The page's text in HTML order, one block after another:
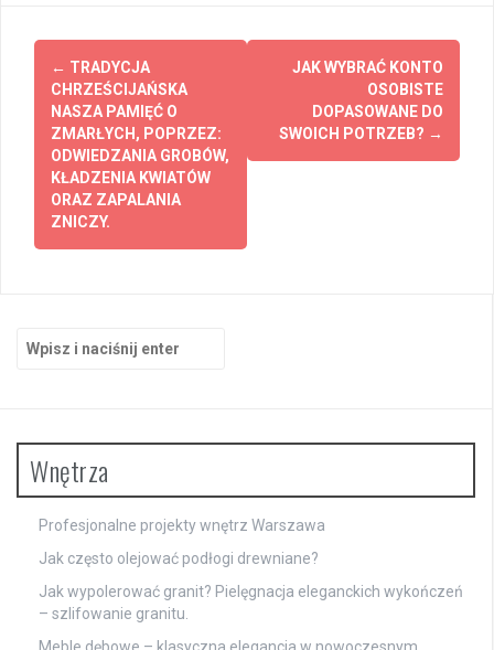
Zobacz
wpisy
← TRADYCJA
CHRZEŚCIJAŃSKA
NASZA PAMIĘĆ O
ZMARŁYCH, POPRZEZ:
ODWIEDZANIA GROBÓW,
KŁADZENIA KWIATÓW
ORAZ ZAPALANIA
ZNICZY.
JAK WYBRAĆ KONTO
OSOBISTE
DOPASOWANE DO
SWOICH POTRZEB? →
Wnętrza
Profesjonalne projekty wnętrz Warszawa
Jak często olejować podłogi drewniane?
Jak wypolerować granit? Pielęgnacja eleganckich wykończeń
– szlifowanie granitu.